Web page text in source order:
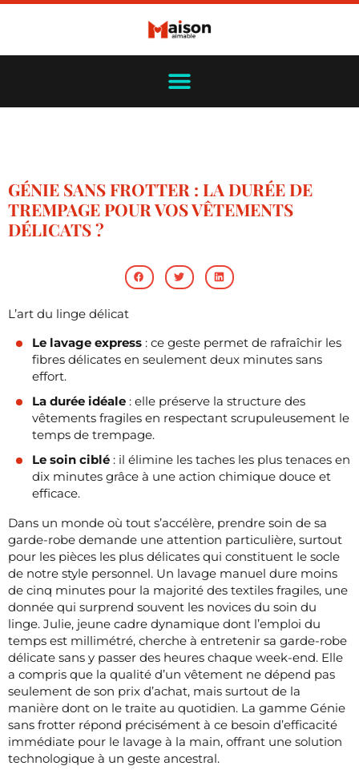
GÉNIE SANS FROTTER : LA DURÉE DE
TREMPAGE POUR VOS VÊTEMENTS
DÉLICATS ?
L’art du linge délicat
Le lavage express : ce geste permet de rafraîchir les
fibres délicates en seulement deux minutes sans
effort.
La durée idéale : elle préserve la structure des
vêtements fragiles en respectant scrupuleusement le
temps de trempage.
Le soin ciblé : il élimine les taches les plus tenaces en
dix minutes grâce à une action chimique douce et
efficace.
Dans un monde où tout s’accélère, prendre soin de sa
garde-robe demande une attention particulière, surtout
pour les pièces les plus délicates qui constituent le socle
de notre style personnel. Un lavage manuel dure moins
de cinq minutes pour la majorité des textiles fragiles, une
donnée qui surprend souvent les novices du soin du
linge. Julie, jeune cadre dynamique dont l’emploi du
temps est millimétré, cherche à entretenir sa garde-robe
délicate sans y passer des heures chaque week-end. Elle
a compris que la qualité d’un vêtement ne dépend pas
seulement de son prix d’achat, mais surtout de la
manière dont on le traite au quotidien. La gamme Génie
sans frotter répond précisément à ce besoin d’efficacité
immédiate pour le lavage à la main, offrant une solution
technologique à un geste ancestral.